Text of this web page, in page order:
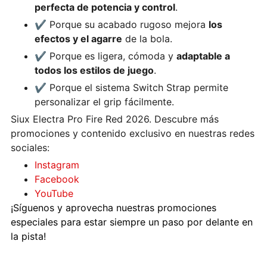
perfecta de potencia y control.
✔️ Porque su acabado rugoso mejora los
efectos y el agarre de la bola.
✔️ Porque es ligera, cómoda y adaptable a
todos los estilos de juego.
✔️ Porque el sistema Switch Strap permite
personalizar el grip fácilmente.
Siux Electra Pro Fire Red 2026. Descubre más
promociones y contenido exclusivo en nuestras redes
sociales:
Instagram
Facebook
YouTube
¡Síguenos y aprovecha nuestras promociones
especiales para estar siempre un paso por delante en
la pista!